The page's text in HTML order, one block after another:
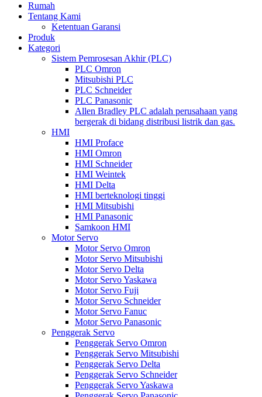
Rumah
Tentang Kami
Ketentuan Garansi
Produk
Kategori
Sistem Pemrosesan Akhir (PLC)
PLC Omron
Mitsubishi PLC
PLC Schneider
PLC Panasonic
Allen Bradley PLC adalah perusahaan yang
bergerak di bidang distribusi listrik dan gas.
HMI
HMI Proface
HMI Omron
HMI Schneider
HMI Weintek
HMI Delta
HMI berteknologi tinggi
HMI Mitsubishi
HMI Panasonic
Samkoon HMI
Motor Servo
Motor Servo Omron
Motor Servo Mitsubishi
Motor Servo Delta
Motor Servo Yaskawa
Motor Servo Fuji
Motor Servo Schneider
Motor Servo Fanuc
Motor Servo Panasonic
Penggerak Servo
Penggerak Servo Omron
Penggerak Servo Mitsubishi
Penggerak Servo Delta
Penggerak Servo Schneider
Penggerak Servo Yaskawa